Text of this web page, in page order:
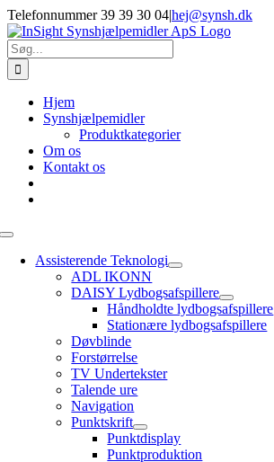
Skip
to
content
Telefonnummer 39 39 30 04|hej@synsh.dk
Søg
efter:
Hjem
Synshjælpemidler
Produktkategorier
Om os
Kontakt os
Toggle
NavigationAssisterende Teknologi
ADL IKONN
DAISY Lydbogsafspillere
Håndholdte lydbogsafspillere
Stationære lydbogsafspillere
Døvblinde
Forstørrelse
TV Undertekster
Talende ure
Navigation
Punktskrift
Punktdisplay
Punktproduktion